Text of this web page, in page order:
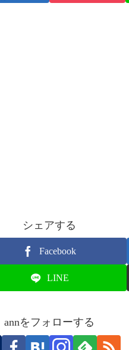
シェアする
Facebook
LINE
annをフォローする